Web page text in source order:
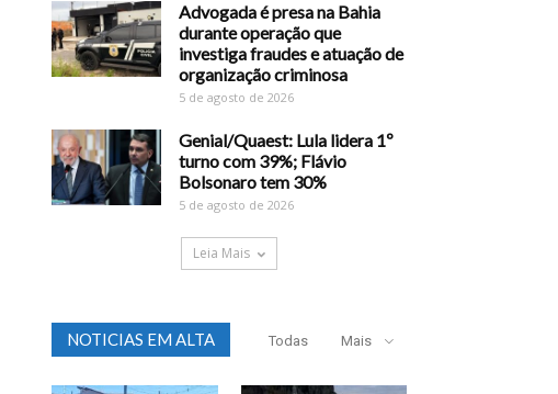
Advogada é presa na Bahia
durante operação que
investiga fraudes e atuação de
organização criminosa
5 de agosto de 2026
Genial/Quaest: Lula lidera 1º
turno com 39%; Flávio
Bolsonaro tem 30%
5 de agosto de 2026
Leia Mais
NOTICIAS EM ALTA Todas Mais